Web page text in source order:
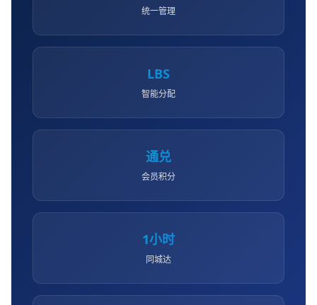
统一管理
LBS
智能分配
通兑
会员积分
1小时
同城达